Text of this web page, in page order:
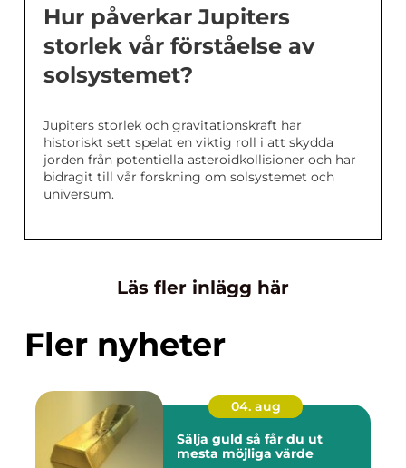
Hur påverkar Jupiters
storlek vår förståelse av
solsystemet?
Jupiters storlek och gravitationskraft har
historiskt sett spelat en viktig roll i att skydda
jorden från potentiella asteroidkollisioner och har
bidragit till vår forskning om solsystemet och
universum.
Läs fler inlägg här
Fler nyheter
04. aug
Sälja guld så får du ut
mesta möjliga värde